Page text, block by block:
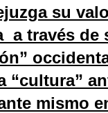
su
a través de
“cultura”
mismo